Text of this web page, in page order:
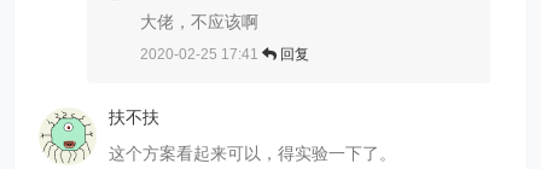
大佬，不应该啊
2020-02-25 17:41 回复
扶不扶
这个方案看起来可以，得实验一下了。